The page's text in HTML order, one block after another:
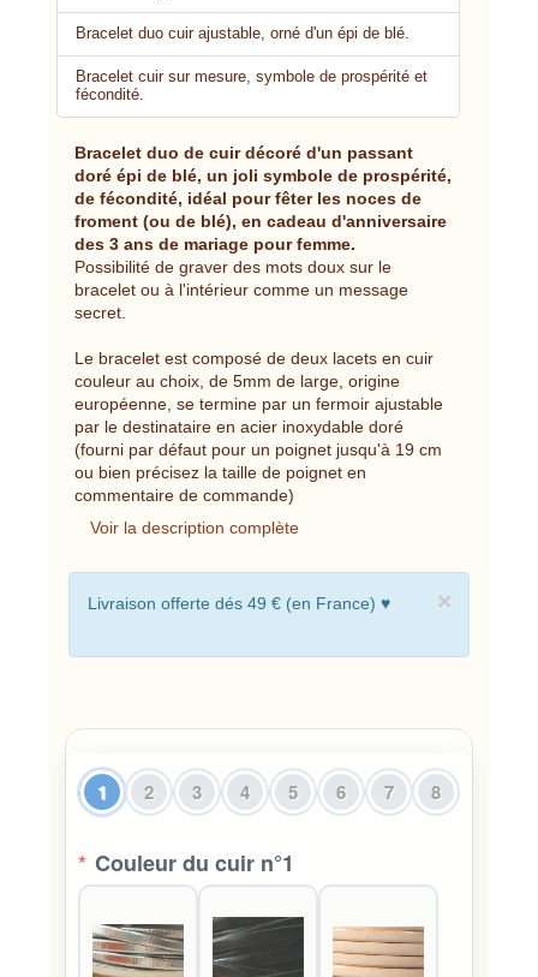
Bracelet duo cuir ajustable, orné d'un épi de blé.
Bracelet cuir sur mesure, symbole de prospérité et
fécondité.
Bracelet duo de cuir décoré d'un passant
doré épi de blé, un joli symbole de prospérité,
de fécondité, idéal pour fêter les noces de
froment (ou de blé), en cadeau d'anniversaire
des 3 ans de mariage pour femme.
Possibilité de graver des mots doux sur le
bracelet ou à l'intérieur comme un message
secret.
Le bracelet est composé de deux lacets en cuir
couleur au choix, de 5mm de large, origine
européenne, se termine par un fermoir ajustable
par le destinataire en acier inoxydable doré
(fourni par défaut pour un poignet jusqu'à 19 cm
ou bien précisez la taille de poignet en
commentaire de commande)
Voir la description complète
×
Livraison offerte dés 49 € (en France) ♥
1 2 3 4 5 6 7 8
* Couleur du cuir n°1